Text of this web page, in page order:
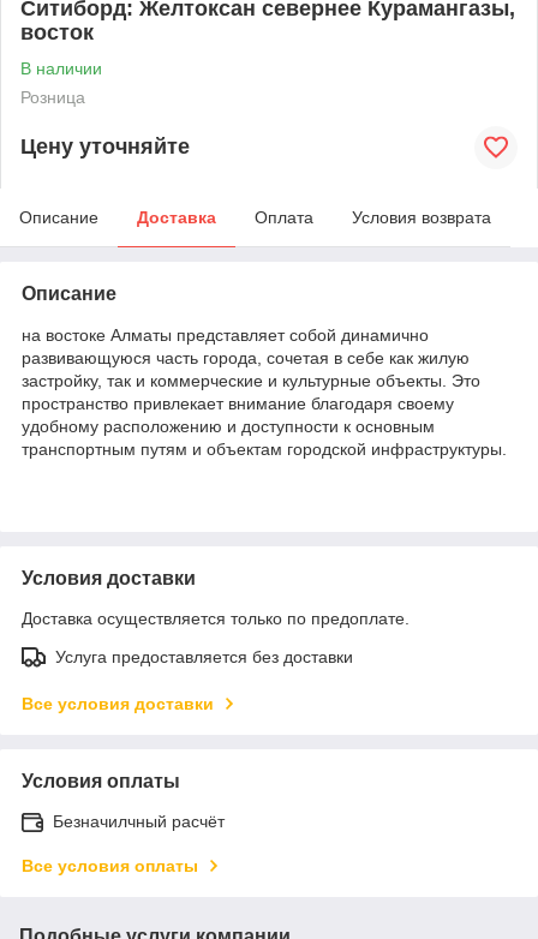
Ситиборд: Желтоксан севернее Курамангазы,
восток
В наличии
Розница
Цену уточняйте
Описание Доставка Оплата Условия возврата
Описание
на востоке Алматы представляет собой динамично
развивающуюся часть города, сочетая в себе как жилую
застройку, так и коммерческие и культурные объекты. Это
пространство привлекает внимание благодаря своему
удобному расположению и доступности к основным
транспортным путям и объектам городской инфраструктуры.
Условия доставки
Доставка осуществляется только по предоплате.
Услуга предоставляется без доставки
Все условия доставки
Условия оплаты
Безначилчный расчёт
Все условия оплаты